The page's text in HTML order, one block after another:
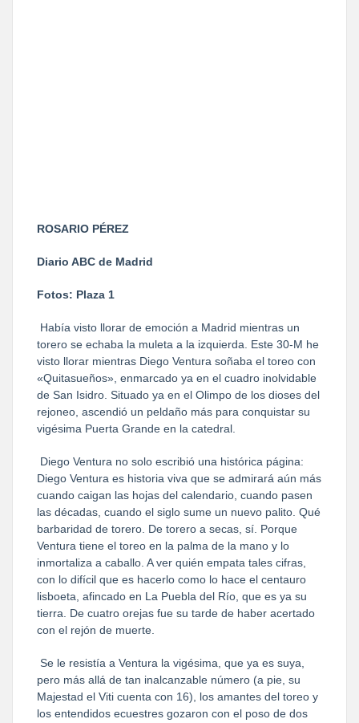
ROSARIO PÉREZ
Diario ABC de Madrid
Fotos: Plaza 1
Había visto llorar de emoción a Madrid mientras un
torero se echaba la muleta a la izquierda. Este 30-M he
visto llorar mientras Diego Ventura soñaba el toreo con
«Quitasueños», enmarcado ya en el cuadro inolvidable
de San Isidro. Situado ya en el Olimpo de los dioses del
rejoneo, ascendió un peldaño más para conquistar su
vigésima Puerta Grande en la catedral.
Diego Ventura no solo escribió una histórica página:
Diego Ventura es historia viva que se admirará aún más
cuando caigan las hojas del calendario, cuando pasen
las décadas, cuando el siglo sume un nuevo palito. Qué
barbaridad de torero. De torero a secas, sí. Porque
Ventura tiene el toreo en la palma de la mano y lo
inmortaliza a caballo. A ver quién empata tales cifras,
con lo difícil que es hacerlo como lo hace el centauro
lisboeta, afincado en La Puebla del Río, que es ya su
tierra. De cuatro orejas fue su tarde de haber acertado
con el rejón de muerte.
Se le resistía a Ventura la vigésima, que ya es suya,
pero más allá de tan inalcanzable número (a pie, su
Majestad el Viti cuenta con 16), los amantes del toreo y
los entendidos ecuestres gozaron con el poso de dos